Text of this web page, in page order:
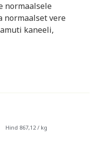
normaalsele
normaalset vere
kaneeli,
Hind 867,12 / kg